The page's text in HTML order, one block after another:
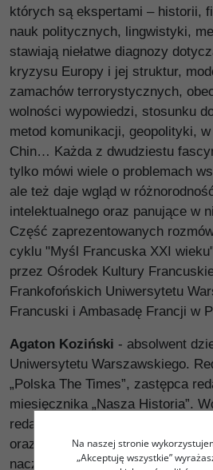
których są ekspertami – historii,
nauk politycznych, lingwistyki,
stawiają niełatwe diagnozy
kryzysu Europy i jej struktur,
zamachów terrorystycznych,
wolności wypowiedzi, stosunku
metod komunikacji, geopolityki,
Chin… Każda z dwudziestu
tylko mówi wiele o problemach
ale też daje wgląd w
intelektualnego oraz panujące w
Część zaprezentowanych
cyklu "Myśl Francuska XXI
przez Ośrodek Kultury
Frankofońskich Uniwersytetu
Francuski i Ambasadę Francji w
Agaton Koziński - absolwent
Uniwersytetu Warszawskiego.
„Polska The Times”, zastępca
miesięcznika „Nasza Historia”.
redakcji zagranicznej Polskiej
oraz dziale Świat tygodnika
naczelny „Almanachu
Na naszej stronie
„Akceptuję wszystkie”